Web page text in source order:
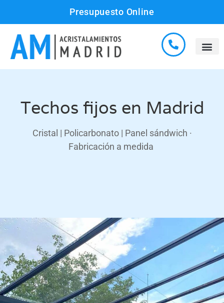
Presupuesto Online
Techos fijos en Madrid
Cristal | Policarbonato | Panel sándwich ·
Fabricación a medida